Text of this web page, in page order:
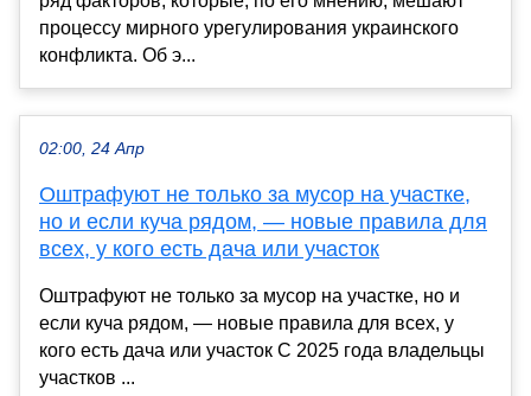
процессу мирного урегулирования украинского
конфликта. Об э...
02:00, 24 Апр
Оштрафуют не только за мусор на участке,
но и если куча рядом, — новые правила для
всех, у кого есть дача или участок
Оштрафуют не только за мусор на участке, но и
если куча рядом, — новые правила для всех, у
кого есть дача или участок С 2025 года владельцы
участков ...